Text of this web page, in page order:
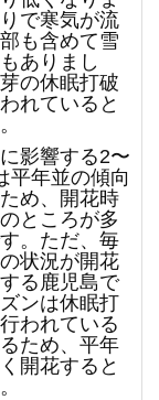
で寒気が流
も含めて雪
ありまし
の休眠打破
れていると
影響する2〜
平年並の傾向
め、開花時
ところが多
。ただ、毎
状況が開花
る鹿児島で
ンは休眠打
われている
ため、平年
開花すると